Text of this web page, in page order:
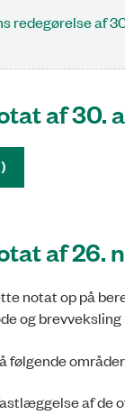
redegørelse af
af 30.
af 26.
notat op på
og
følgende
af de